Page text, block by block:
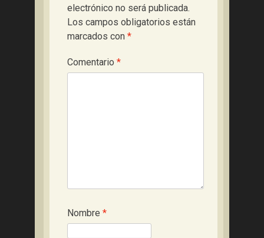
electrónico no será publicada.
Los campos obligatorios están
marcados con *
Comentario *
Nombre *